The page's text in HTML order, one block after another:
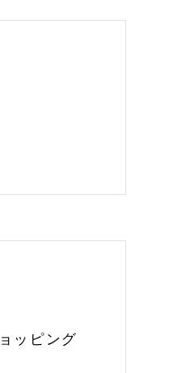
ッピング